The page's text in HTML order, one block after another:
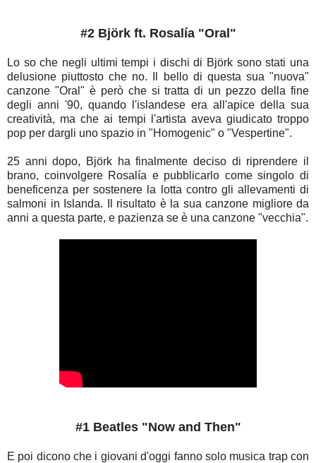
#2 Björk ft. Rosalía "Oral"
Lo so che negli ultimi tempi i dischi di Björk sono stati una
delusione piuttosto che no. Il bello di questa sua "nuova"
canzone "Oral" è però che si tratta di un pezzo della fine
degli anni '90, quando l'islandese era all'apice della sua
creatività, ma che ai tempi l'artista aveva giudicato troppo
pop per dargli uno spazio in "Homogenic" o "Vespertine".
25 anni dopo, Björk ha finalmente deciso di riprendere il
brano, coinvolgere Rosalía e pubblicarlo come singolo di
beneficenza per sostenere la lotta contro gli allevamenti di
salmoni in Islanda. Il risultato è la sua canzone migliore da
anni a questa parte, e pazienza se è una canzone "vecchia".
#1 Beatles "Now and Then"
E poi dicono che i giovani d'oggi fanno solo musica trap con